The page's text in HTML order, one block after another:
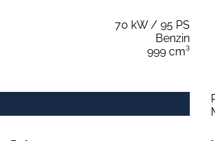
70 kW / 95 PS
Benzin
999 cm³